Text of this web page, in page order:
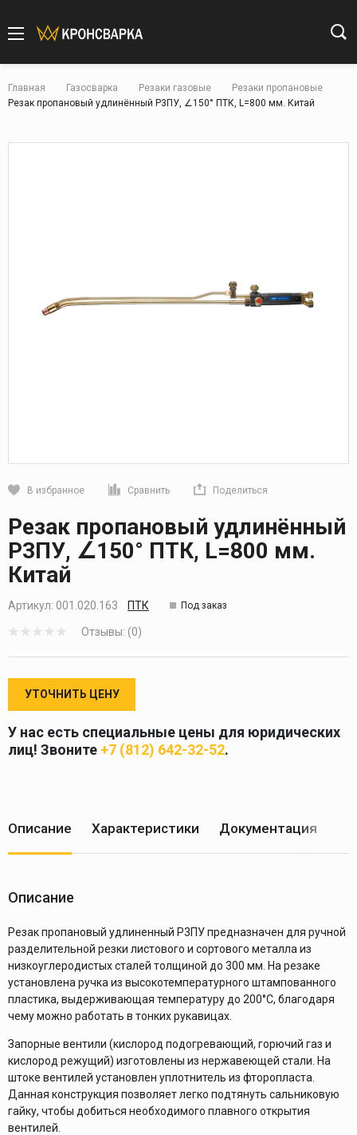
Главная Газосварка Резаки газовые
Резаки пропановые
Резак пропановый удлинённый Р3ПУ, ∠150° ПТК, L=800 мм. Китай
В избранное Сравнить Поделиться
Кликните, чтобы скопировать прямую ссылку
Резак пропановый удлинённый
Р3ПУ, ∠150° ПТК, L=800 мм.
Китай
Артикул: 001.020.163 ПТК Под заказ
Отзывы: (0)
УТОЧНИТЬ ЦЕНУ
У нас есть специальные цены для юридических
лиц! Звоните +7 (812) 642-32-52.
Описание Характеристики Документация
Описание
Резак пропановый удлиненный Р3ПУ предназначен для ручной
разделительной резки листового и сортового металла из
низкоуглеродистых сталей толщиной до 300 мм. На резаке
установлена ручка из высокотемпературного штампованного
пластика, выдерживающая температуру до 200°С, благодаря
чему можно работать в тонких рукавицах.
Запорные вентили (кислород подогревающий, горючий газ и
кислород режущий) изготовлены из нержавеющей стали. На
штоке вентилей установлен уплотнитель из фторопласта.
Данная конструкция позволяет легко подтянуть сальниковую
гайку, чтобы добиться необходимого плавного открытия
вентилей.